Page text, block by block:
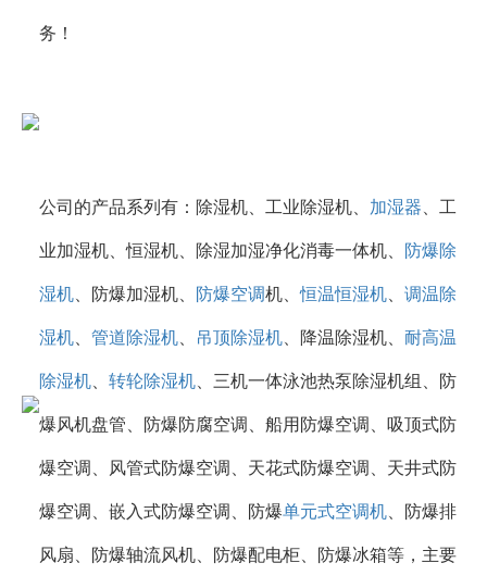
务！
公司的产品系列有：除湿机、工业除湿机、 加湿器 、工
业加湿机、恒湿机、除湿加湿净化消毒一体机、 防爆除
湿机 、防爆加湿机、 防爆空调机、恒温恒湿机 调温除
湿机 管道除湿机 吊顶除湿机 、降温除湿机、 耐高温
除湿机 转轮除湿机 、三机一体泳池热泵除湿机组、防
爆风机盘管、防爆防腐空调、船用防爆空调、吸顶式防
爆空调、风管式防爆空调、天花式防爆空调、天井式防
爆空调、嵌入式防爆空调、防爆单元式空调机 、防爆排
风扇、防爆轴流风机、防爆配电柜、防爆冰箱等，主要